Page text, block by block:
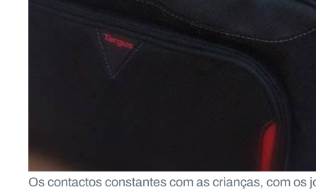
Os contactos constantes com as crianças, com